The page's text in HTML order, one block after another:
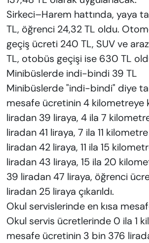
Sirkeci–Harem hattında, yaya
TL, öğrenci 24,32 TL oldu.
geçiş ücreti 240 TL, SUV ve
TL, otobüs geçişi ise 630 TL
Minibüslerde indi-bindi 39 TL
Minibüslerde "indi-bindi" diye
mesafe ücretinin 4 kilometreye
liradan 39 liraya, 4 ila 7
liradan 41 liraya, 7 ila 11
liradan 42 liraya, 11 ila 15
liradan 43 liraya, 15 ila 20
39 liradan 47 liraya, öğrenci
liradan 25 liraya çıkarıldı.
Okul servislerinde en kısa
Okul servis ücretlerinde 0 ila 1
mesafe ücretinin 3 bin 376